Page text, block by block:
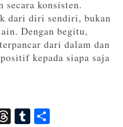
secara konsisten.
dari diri sendiri, bukan
Dengan begitu,
dari dalam dan
kepada siapa saja
T T